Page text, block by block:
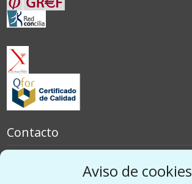
Aviso de cookies
Contacto